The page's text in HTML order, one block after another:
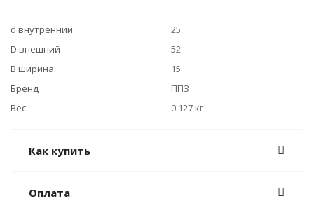
d внутренний
25
D внешний
52
B ширина
15
Бренд
ППЗ
Вес
0.127 кг
Как купить
Оплата